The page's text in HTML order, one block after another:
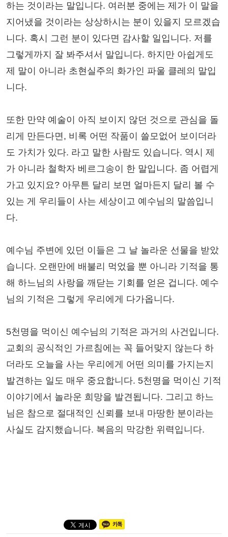
하는 것이라는 말입니다. 여러분 중에는 제가 이 말을
지어냈을 것이라는 상상하시는 분이 있을지 모르겠습
니다. 혹시 그런 분이 있다면 감사할 일입니다. 저를
그렇게까지 잘 봐주셔서 말입니다. 하지만 아쉽게도
제 말이 아니라 초현실주의 화가인 파울 클레의 말입
니다.
또한 만약 예술이 아직 보이지 않던 것으로 관심을 돌
리게 만든다면, 비록 어떤 작품이 쓸모없어 보이더라
도 가치가 있다. 라고 말한 사람도 있습니다. 역시 제
가 아니라 철학자 베르그송이 한 말입니다. 좀 어렵게
가고 있지요? 아무튼 달리 보면 얼마든지 달리 볼 수
있는 게 우리들이 사는 세상이고 예수님의 말씀입니
다.
예수님 주변에 있던 이들은 그 날 놀라운 선물을 받았
습니다. 오랜만에 배불리 먹었을 뿐 아니라 기적을 통
해 하느님의 사랑을 깨닫는 기회를 얻은 겁니다. 예수
님의 기적은 그렇게 우리에게 다가옵니다.
5천명을 먹이신 예수님의 기적은 과거의 사건입니다.
교회의 공식적인 가르침에는 꼭 들어맞지 않는다 하
더라도 오늘을 사는 우리에게 어떤 의미를 가지는지
발견하는 일도 매우 중요합니다. 5천명을 먹이신 기적
이야기에서 놀라운 희망을 발견됩니다. 그리고 하느
님은 참으로 절대적인 신뢰를 보내 마땅한 분이라는
사실도 감지했습니다. 복음의 막강한 위력입니다.